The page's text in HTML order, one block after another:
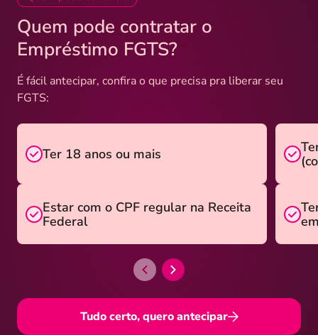
Quem pode contratar o
Empréstimo FGTS?
É fácil antecipar, confira o que precisa pra liberar seu
FGTS:
Ter 18 anos ou mais
Estar com o CPF regular na Receita
Federal
Tudo certo, quero antecipar